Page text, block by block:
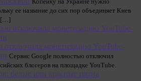
ее название до сих пор объединяет Киев
[…]
отключила монетизацию YouTube-
Сервис Google полностью отключил
блогеров на площадке YouTube.